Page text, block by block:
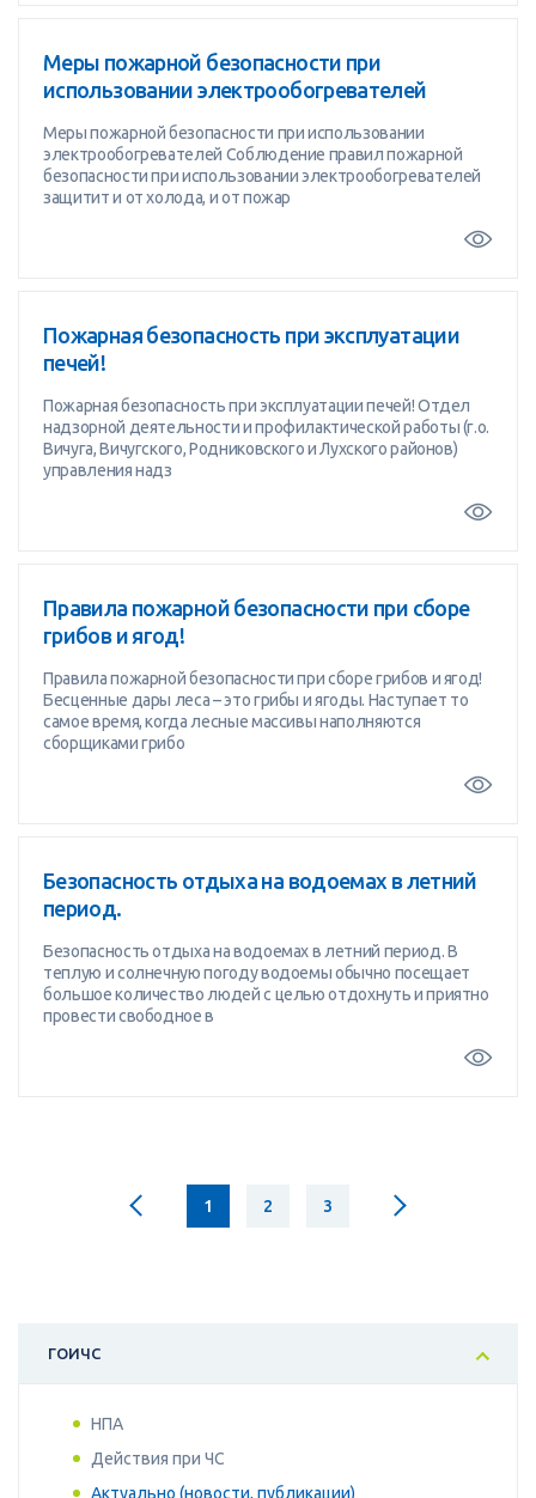
Меры пожарной безопасности при
использовании электрообогревателей
Меры пожарной безопасности при использовании
электрообогревателей Соблюдение правил пожарной
безопасности при использовании электрообогревателей
защитит и от холода, и от пожар
Пожарная безопасность при эксплуатации
печей!
Пожарная безопасность при эксплуатации печей! Отдел
надзорной деятельности и профилактической работы (г.о.
Вичуга, Вичугского, Родниковского и Лухского районов)
управления надз
Правила пожарной безопасности при сборе
грибов и ягод!
Правила пожарной безопасности при сборе грибов и ягод!
Бесценные дары леса – это грибы и ягоды. Наступает то
самое время, когда лесные массивы наполняются
сборщиками грибо
Безопасность отдыха на водоемах в летний
период.
Безопасность отдыха на водоемах в летний период. В
теплую и солнечную погоду водоемы обычно посещает
большое количество людей с целью отдохнуть и приятно
провести свободное в
1 2 3
ГОИЧС
НПА
Действия при ЧС
Актуально (новости, публикации)